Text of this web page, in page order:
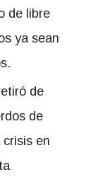
de libre
ya sean